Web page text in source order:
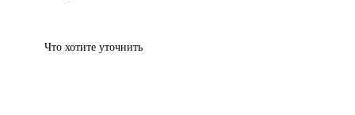
Что хотите уточнить